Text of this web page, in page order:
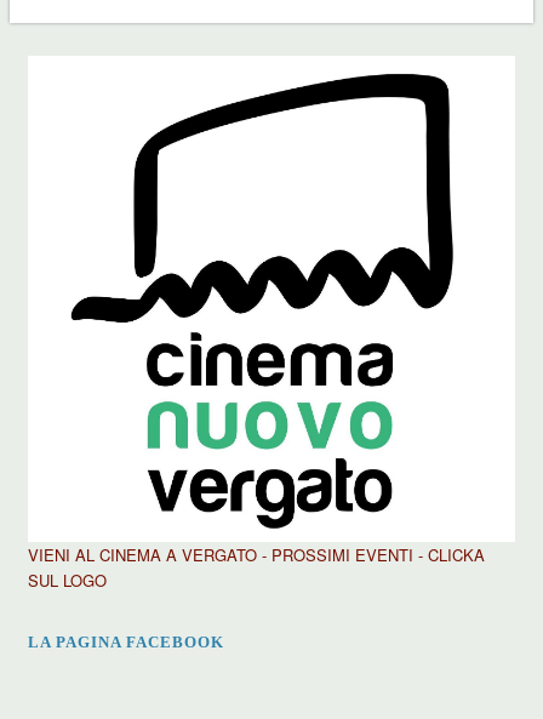
VIENI AL CINEMA A VERGATO - PROSSIMI EVENTI - CLICKA
SUL LOGO
LA PAGINA FACEBOOK